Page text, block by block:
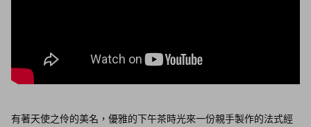
有著天使之伶的美名，優雅的下午茶時光來一份親手製作的法式經